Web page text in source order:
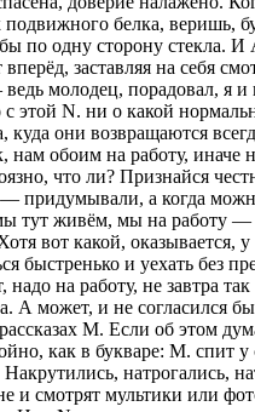
белка, веришь,
по одну сторону
заставляя на себя
молодец, порадовал, я
этой N. ни о какой
они возвращаются
нам обоим на работу,
что ли? Признайся
а когда
тут живём, мы на работу
вот какой, оказывается,
быстренько и уехать без
на работу, не завтра
А может, и не согласился
М. Если об этом
как в букваре: М. спит у
натрогались,
и смотрят мультики или